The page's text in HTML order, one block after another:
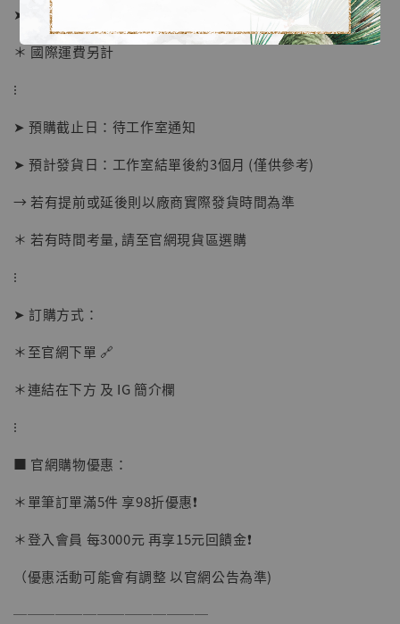
【店內現貨】海賊王 系列蒐藏雕像 布魯克達
NT$ 1,870
➤ 套裝價格 4880元 (訂金2380)
＊ 國際運費另計
⁝
➤ 預購截止日：待工作室通知
➤ 預計發貨日：工作室結單後約3個月 (僅供參考)
→ 若有提前或延後則以廠商實際發貨時間為準
＊ 若有時間考量, 請至官網現貨區選購
⁝
➤ 訂購方式：
＊至官網下單 🔗
＊連結在下方 及 IG 簡介欄
⁝
■ 官網購物優惠：
＊單筆訂單滿5件 享98折優惠❗️
＊登入會員 每3000元 再享15元回饋金❗️
（優惠活動可能會有調整 以官網公告為準)
──────────────